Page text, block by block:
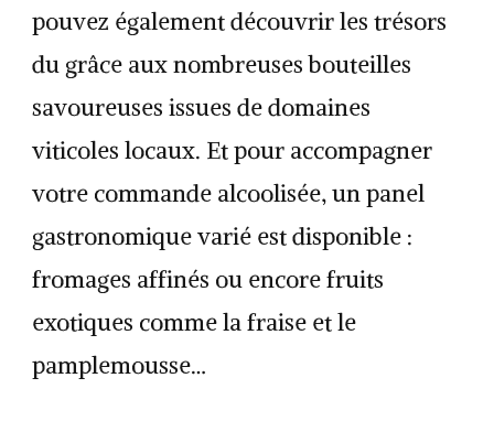
pouvez également découvrir les trésors
du grâce aux nombreuses bouteilles
savoureuses issues de domaines
viticoles locaux. Et pour accompagner
votre commande alcoolisée, un panel
gastronomique varié est disponible :
fromages affinés ou encore fruits
exotiques comme la fraise et le
pamplemousse…